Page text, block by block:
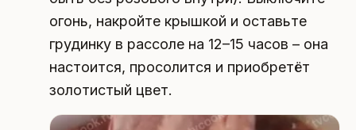
огонь, накройте крышкой и оставьте
грудинку в рассоле на 12–15 часов – она
настоится, просолится и приобретёт
золотистый цвет.